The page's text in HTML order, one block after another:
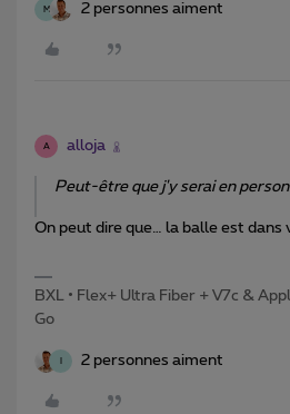
M 2 personnes aiment
A alloja
Peut-être que j'y serai en
On peut dire que… la balle est dans
BXL • Flex+ Ultra Fiber + V7c &
Go
2 personnes aiment